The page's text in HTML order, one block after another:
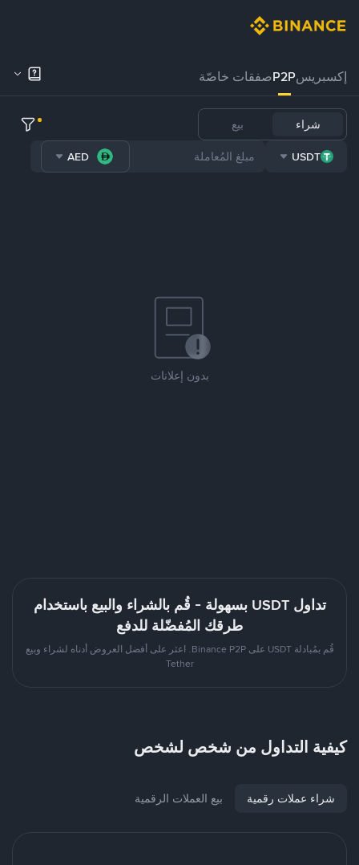
إكسبريسP2Pصفقات خاصّة
شراء بيع
USDT
AED
بدون إعلانات
تداول USDT بسهولة - قُم بالشراء والبيع باستخدام
طرقك المُفضّلة للدفع
قُم بمُبادلة USDT على Binance P2P. اعثر على أفضل العروض أدناه لشراء وبيع
Tether
كيفية التداول من شخص لشخص
شراء عملات رقمية بيع العملات الرقمية